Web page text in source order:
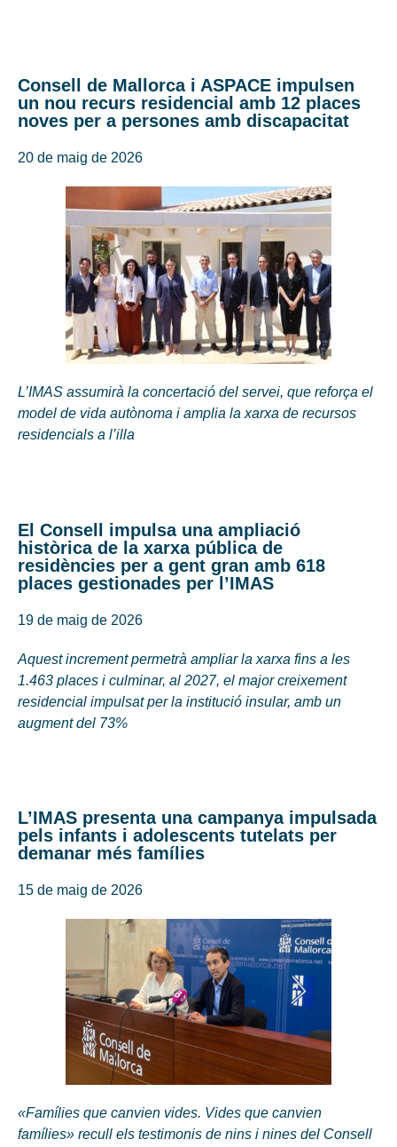
Consell de Mallorca i ASPACE impulsen
un nou recurs residencial amb 12 places
noves per a persones amb discapacitat
20 de maig de 2026
L’IMAS assumirà la concertació del servei, que reforça el
model de vida autònoma i amplia la xarxa de recursos
residencials a l’illa
El Consell impulsa una ampliació
històrica de la xarxa pública de
residències per a gent gran amb 618
places gestionades per l’IMAS
19 de maig de 2026
Aquest increment permetrà ampliar la xarxa fins a les
1.463 places i culminar, al 2027, el major creixement
residencial impulsat per la institució insular, amb un
augment del 73%
L’IMAS presenta una campanya impulsada
pels infants i adolescents tutelats per
demanar més famílies
15 de maig de 2026
«Famílies que canvien vides. Vides que canvien
famílies» recull els testimonis de nins i nines del Consell